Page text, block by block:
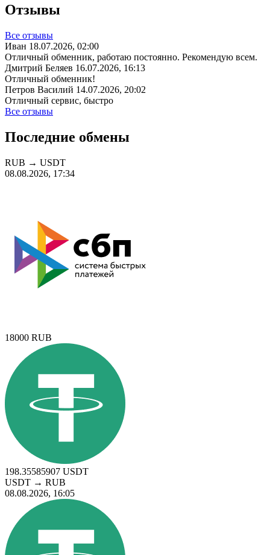
Отзывы
Все отзывы
Иван 18.07.2026, 02:00
Отличный обменник, работаю постоянно. Рекомендую всем.
Дмитрий Беляев 16.07.2026, 16:13
Отличный обменник!
Петров Василий 14.07.2026, 20:02
Отличный сервис, быстро
Все отзывы
Последние обмены
RUB → USDT
08.08.2026, 17:34
18000 RUB
198.35585907 USDT
USDT → RUB
08.08.2026, 16:05